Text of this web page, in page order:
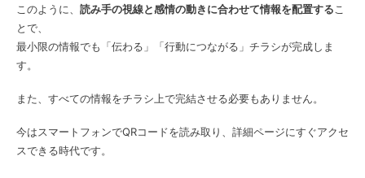
このように、 読み手の視線と感情の動きに合わせて情報を配置する こ
とで、
最小限の情報でも「伝わる」「行動につながる」チラシが完成しま
す。
また、すべての情報をチラシ上で完結させる必要もありません。
今はスマートフォンでQRコードを読み取り、詳細ページにすぐアクセ
スできる時代です。